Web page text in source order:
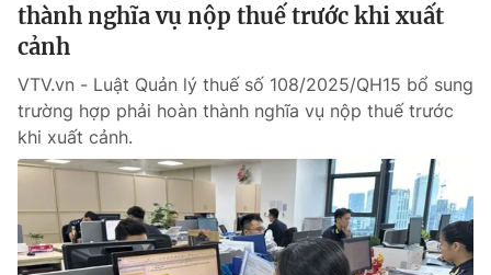
thành nghĩa vụ nộp thuế trước khi xuất
cảnh
VTV.vn - Luật Quản lý thuế số 108/2025/QH15 bổ sung
trường hợp phải hoàn thành nghĩa vụ nộp thuế trước
khi xuất cảnh.